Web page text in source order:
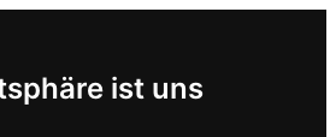
ist uns